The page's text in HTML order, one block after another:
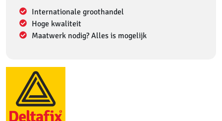
Internationale groothandel
Hoge kwaliteit
Maatwerk nodig? Alles is mogelijk